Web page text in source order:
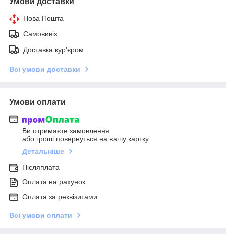
Нова Пошта
Самовивіз
Доставка кур'єром
Всі умови доставки
Умови оплати
Ви отримаєте замовлення
або гроші повернуться на вашу картку
Детальніше
Післяплата
Оплата на рахунок
Оплата за реквізитами
Всі умови оплати